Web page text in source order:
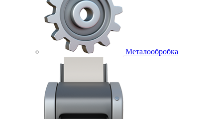
Металообробка